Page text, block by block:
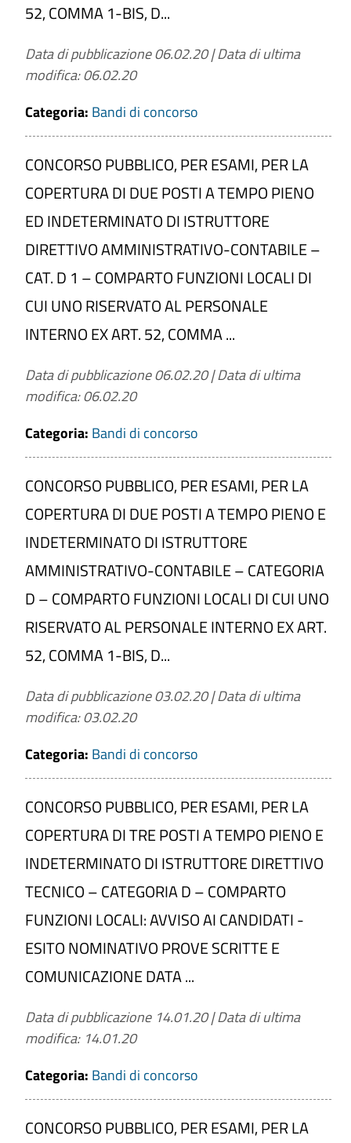
52, COMMA 1-BIS, D...
Data di pubblicazione 06.02.20|Data di ultima
modifica: 06.02.20
Categoria: Bandi di concorso
CONCORSO PUBBLICO, PER ESAMI, PER LA
COPERTURA DI DUE POSTI A TEMPO PIENO
ED INDETERMINATO DI ISTRUTTORE
DIRETTIVO AMMINISTRATIVO-CONTABILE –
CAT. D 1 – COMPARTO FUNZIONI LOCALI DI
CUI UNO RISERVATO AL PERSONALE
INTERNO EX ART. 52, COMMA ...
Data di pubblicazione 06.02.20|Data di ultima
modifica: 06.02.20
Categoria: Bandi di concorso
CONCORSO PUBBLICO, PER ESAMI, PER LA
COPERTURA DI DUE POSTI A TEMPO PIENO E
INDETERMINATO DI ISTRUTTORE
AMMINISTRATIVO-CONTABILE – CATEGORIA
D – COMPARTO FUNZIONI LOCALI DI CUI UNO
RISERVATO AL PERSONALE INTERNO EX ART.
52, COMMA 1-BIS, D...
Data di pubblicazione 03.02.20|Data di ultima
modifica: 03.02.20
Categoria: Bandi di concorso
CONCORSO PUBBLICO, PER ESAMI, PER LA
COPERTURA DI TRE POSTI A TEMPO PIENO E
INDETERMINATO DI ISTRUTTORE DIRETTIVO
TECNICO – CATEGORIA D – COMPARTO
FUNZIONI LOCALI: AVVISO AI CANDIDATI -
ESITO NOMINATIVO PROVE SCRITTE E
COMUNICAZIONE DATA ...
Data di pubblicazione 14.01.20|Data di ultima
modifica: 14.01.20
Categoria: Bandi di concorso
CONCORSO PUBBLICO, PER ESAMI, PER LA